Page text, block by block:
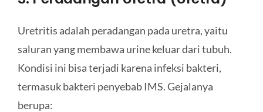
Uretritis adalah peradangan pada uretra, yaitu
saluran yang membawa urine keluar dari tubuh.
Kondisi ini bisa terjadi karena infeksi bakteri,
termasuk bakteri penyebab IMS. Gejalanya
berupa: